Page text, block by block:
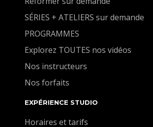
SÉRIES + ATELIERS sur demande
PROGRAMMES
Explorez TOUTES nos vidéos
Nos instructeurs
Nos forfaits
EXPÉRIENCE STUDIO
Horaires et tarifs